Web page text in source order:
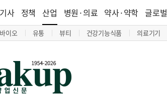
사 정책 산업
이오 유통 뷰티 건강기능식품 의료기기
병원·의료 약사·약학 글로벌